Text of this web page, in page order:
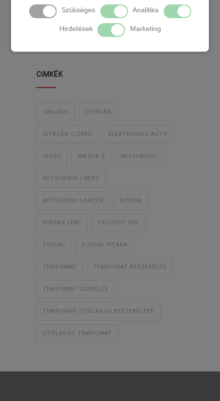
Szükséges Analitika
Hirdetések Marketing
TEMPOMAT TEMPOMAT BESZERELÉS
UTÓLAGOS TEMPOMAT
CIMKÉK
CAN-BUS CITROËN
CITROËN C-ZERO ELEKTROMOS AUTÓ
ISUZU MAZDA 3 MITSUBISHI
MITSUBISHI I-MIEV
MITSUBISHI LANCER NISSAN
NISSAN LEAF PEUGEOT ION
SUZUKI SUZUKI VITARA
TEMPOMAT TEMPOMAT BESZERELÉS
TEMPOMAT SZERELÉS
TEMPOMAT UTÓLAGOS BESZERELÉSE
UTÓLAGOS TEMPOMAT